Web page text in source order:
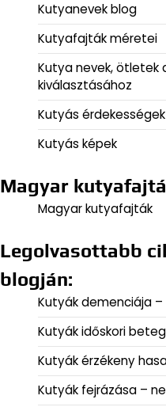
Kutyanevek blog
Kutyafajták méretei
Kutya nevek, ötletek
kiválasztásához
Kutyás érdekességek
Kutyás képek
Magyar
Magyar kutyafajták
Legolvasottabb
blogján:
Kutyák demenciája
Kutyák időskori
Kutyák érzékeny
Kutyák fejrázása –